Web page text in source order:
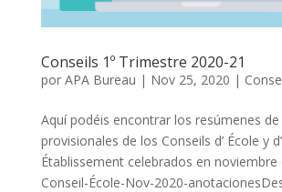
Conseils 1º Trimestre 2020-21
por APA Bureau | Nov 25, 2020 |
Aquí podéis encontrar los resúmenes
provisionales de los Conseils d’ École y d’
Établissement celebrados en noviembre
Conseil-École-Nov-2020-